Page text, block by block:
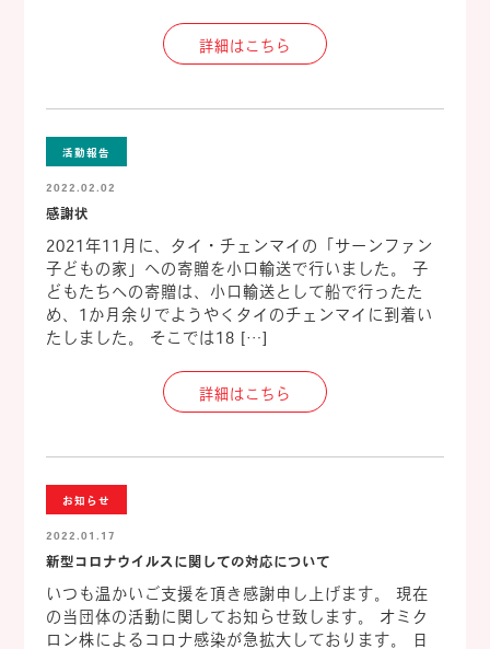
詳細はこちら
活動報告
2022.02.02
感謝状
2021年11月に、タイ・チェンマイの「サーンファン
子どもの家」への寄贈を小口輸送で行いました。 子
どもたちへの寄贈は、小口輸送として船で行ったた
め、1か月余りでようやくタイのチェンマイに到着い
たしました。 そこでは18 […]
詳細はこちら
お知らせ
2022.01.17
新型コロナウイルスに関しての対応について
いつも温かいご支援を頂き感謝申し上げます。 現在
の当団体の活動に関してお知らせ致します。 オミク
ロン株によるコロナ感染が急拡大しております。 日